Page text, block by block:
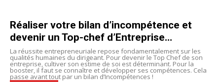
Réaliser votre bilan d’incompétence et
devenir un Top-chef d’Entreprise…
La réussite entrepreneuriale repose fondamentalement sur les
qualités humaines du dirigeant. Pour devenir le Top Chef de son
entreprise, cultiver son estime de soi est déterminant. Pour la
booster, il faut se connaître et développer ses compétences. Cela
passe avant tout par un bilan d’Incompétences !